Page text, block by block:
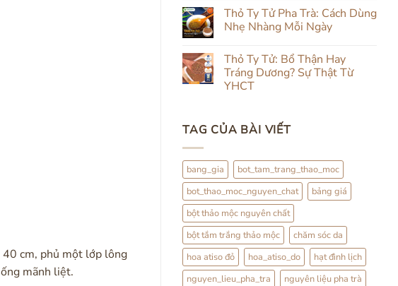
40 cm, phủ một lớp lông
mãnh liệt.
Mặt
&
Uống
Trong
Ra
Đình
Lịch
Kết
Hợp
luận
Review
Lịch
Thỏ Ty Tử Pha Trà: Cách Dùng
Nhẹ Nhàng Mỗi Ngày
bình
luận
Thỏ
Trà:
Cách
Nhàng
Mỗi
Ngày
Thỏ Ty Tử: Bổ Thận Hay
Tráng Dương? Sự Thật Từ
YHCT
bình
luận
ở
Tử:
Bổ
Thận
Hay
Tráng
Dương?
Sự
Thật
Từ
YHCT
TAG CỦA BÀI VIẾT
bang_gia
bot_tam_trang_thao_moc
bot_thao_moc_nguyen_chat
bảng giá
bột thảo mộc nguyên chất
bột tắm trắng thảo mộc
chăm sóc da
hoa atiso đỏ
hoa_atiso_do
hạt đình lịch
nguyen_lieu_pha_tra
nguyên liệu pha trà